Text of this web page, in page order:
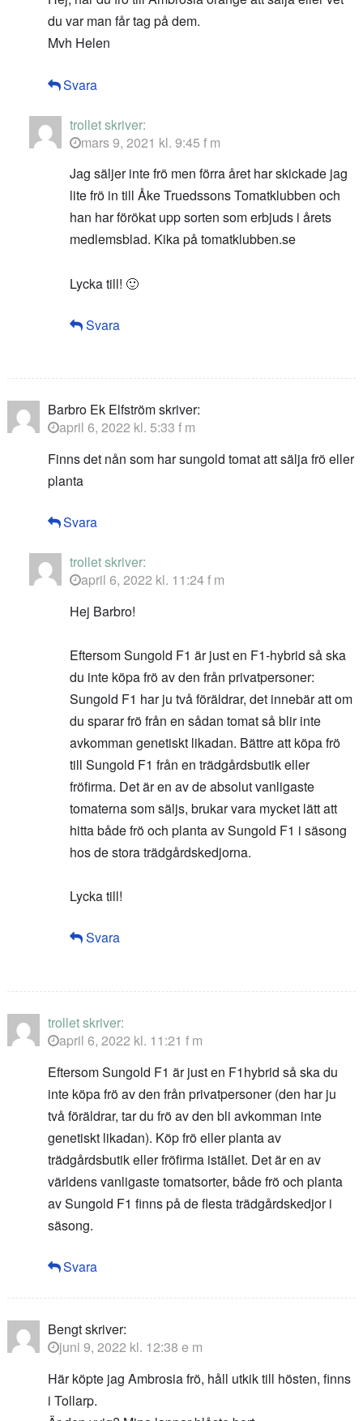
du var man får tag på dem.
Mvh Helen
Svara
trolletskriver:
mars 9, 2021 kl. 9:45 f m
Jag säljer inte frö men förra året har skickade jag
lite frö in till Åke Truedssons Tomatklubben och
han har förökat upp sorten som erbjuds i årets
medlemsblad. Kika på tomatklubben.se
Lycka till! 🙂
Svara
Barbro Ek Elfströmskriver:
april 6, 2022 kl. 5:33 f m
Finns det nån som har sungold tomat att sälja frö eller
planta
Svara
trolletskriver:
april 6, 2022 kl. 11:24 f m
Hej Barbro!
Eftersom Sungold F1 är just en F1-hybrid så ska
du inte köpa frö av den från privatpersoner:
Sungold F1 har ju två föräldrar, det innebär att om
du sparar frö från en sådan tomat så blir inte
avkomman genetiskt likadan. Bättre att köpa frö
till Sungold F1 från en trädgårdsbutik eller
fröfirma. Det är en av de absolut vanligaste
tomaterna som säljs, brukar vara mycket lätt att
hitta både frö och planta av Sungold F1 i säsong
hos de stora trädgårdskedjorna.
Lycka till!
Svara
trolletskriver:
april 6, 2022 kl. 11:21 f m
Eftersom Sungold F1 är just en F1hybrid så ska du
inte köpa frö av den från privatpersoner (den har ju
två föräldrar, tar du frö av den bli avkomman inte
genetiskt likadan). Köp frö eller planta av
trädgårdsbutik eller fröfirma istället. Det är en av
världens vanligaste tomatsorter, både frö och planta
av Sungold F1 finns på de flesta trädgårdskedjor i
säsong.
Svara
Bengtskriver:
juni 9, 2022 kl. 12:38 e m
Här köpte jag Ambrosia frö, håll utkik till hösten, finns
i Tollarp.